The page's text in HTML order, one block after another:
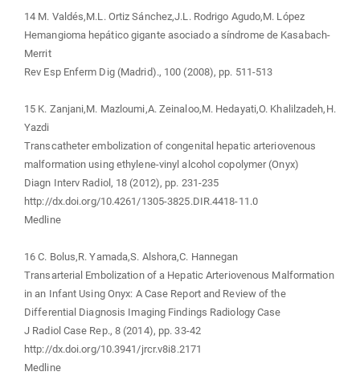
14 M. Valdés,M.L. Ortiz Sánchez,J.L. Rodrigo Agudo,M. López
Hemangioma hepático gigante asociado a síndrome de Kasabach-
Merrit
Rev Esp Enferm Dig (Madrid)., 100 (2008), pp. 511-513
15 K. Zanjani,M. Mazloumi,A. Zeinaloo,M. Hedayati,O. Khalilzadeh,H.
Yazdi
Transcatheter embolization of congenital hepatic arteriovenous
malformation using ethylene-vinyl alcohol copolymer (Onyx)
Diagn Interv Radiol, 18 (2012), pp. 231-235
http://dx.doi.org/10.4261/1305-3825.DIR.4418-11.0
Medline
16 C. Bolus,R. Yamada,S. Alshora,C. Hannegan
Transarterial Embolization of a Hepatic Arteriovenous Malformation
in an Infant Using Onyx: A Case Report and Review of the
Differential Diagnosis Imaging Findings Radiology Case
J Radiol Case Rep., 8 (2014), pp. 33-42
http://dx.doi.org/10.3941/jrcr.v8i8.2171
Medline